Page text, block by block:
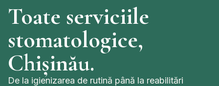
Toate serviciile
stomatologice,
Chișinău.
De la igienizarea de rutină până la reabilitări